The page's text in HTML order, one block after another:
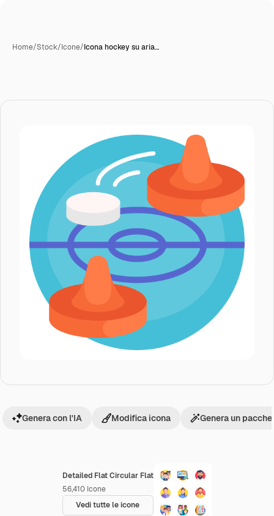
Home/Stock/Icone/Icona hockey su aria…
Detailed Flat Circular Flat
56,410 Icone
Vedi tutte le icone
Genera con l'IA Modifica icona Genera un